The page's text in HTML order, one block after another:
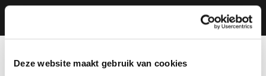
Deze website maakt gebruik van cookies